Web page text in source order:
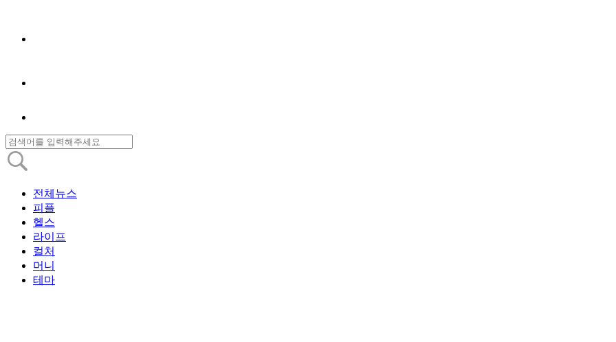
전체뉴스
피플
헬스
라이프
컬처
머니
테마